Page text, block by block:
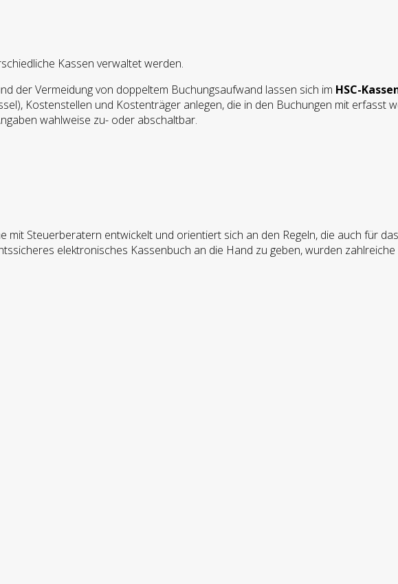
Kassen verwaltet werden.
der Vermeidung von doppeltem Buchungsaufwand lassen sich im HSC-
Kostenstellen und Kostenträger anlegen, die in den Buchungen mit erfasst
wahlweise zu- oder abschaltbar.
mit Steuerberatern entwickelt und orientiert sich an den Regeln, die auch für das
elektronisches Kassenbuch an die Hand zu geben, wurden zahlreiche